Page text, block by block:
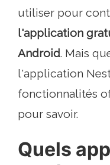
utiliser pour
l'application
Android. Mais
l'application
fonctionnalités
pour savoir.
Quels